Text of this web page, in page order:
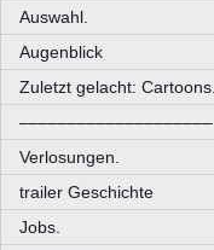
Auswahl.
Augenblick
Zuletzt gelacht: Cartoons.
––––––––––––––––––––
Verlosungen.
trailer Geschichte
Jobs.